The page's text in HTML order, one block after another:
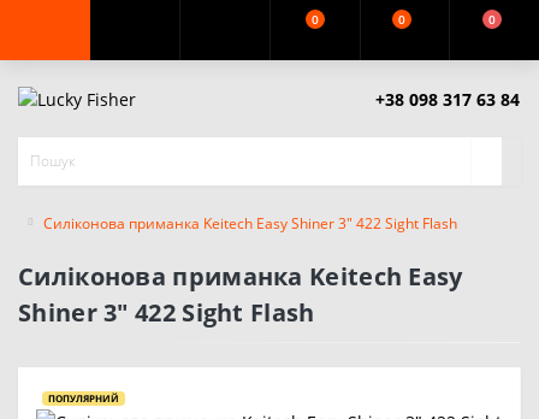
0 0 0
+38 098 317 63 84
Силіконова приманка Keitech Easy Shiner 3" 422 Sight Flash
Силіконова приманка Keitech Easy
Shiner 3" 422 Sight Flash
ПОПУЛЯРНИЙ